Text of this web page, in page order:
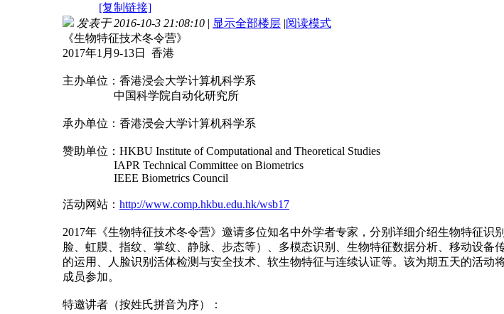
[复制链接]
发表于 2016-10-3 21:08:10 | 显示全部楼层 |阅读模式
《生物特征技术冬令营》
2017年1月9-13日 香港
主办单位：香港浸会大学计算机科学系
中国科学院自动化研究所
承办单位：香港浸会大学计算机科学系
赞助单位：HKBU Institute of Computational and Theoretical Studies
IAPR Technical Committee on Biometrics
IEEE Biometrics Council
活动网站： http://www.comp.hkbu.edu.hk/wsb17
2017年《生物特征技术冬令营》邀请多位知名中外学者专家，分别详细介绍生物特征
脸、虹膜、指纹、掌纹、静脉、步态等）、多模态识别、生物特征数据分析、移动设
的运用、人脸识别活体检测与安全技术、软生物特征与连续认证等。该为期五天的活
成员参加。
特邀讲者（按姓氏拼音为序）：